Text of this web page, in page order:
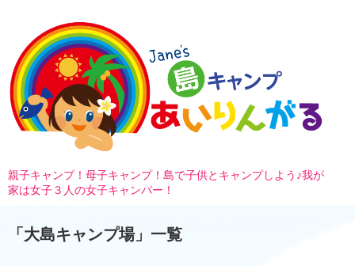
親子キャンプ！母子キャンプ！島で子供とキャンプしよう♪我が
家は女子３人の女子キャンパー！
「 大島キャンプ場」 一覧